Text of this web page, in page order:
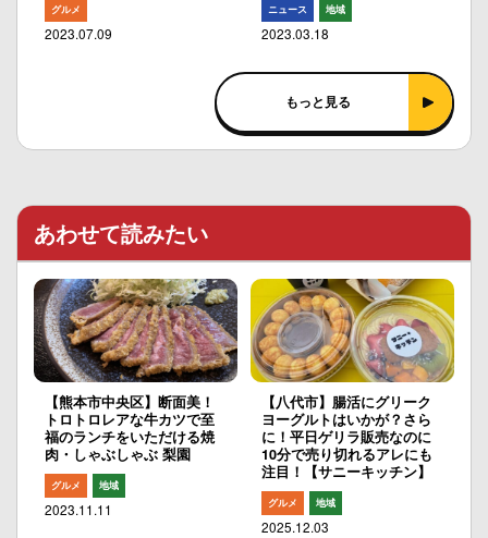
グルメ
2023.07.09
ニュース 地域
2023.03.18
もっと見る
あわせて読みたい
【熊本市中央区】断面美！
トロトロレアな牛カツで至
福のランチをいただける焼
肉・しゃぶしゃぶ 梨園
グルメ 地域
2023.11.11
【八代市】腸活にグリーク
ヨーグルトはいかが？さら
に！平日ゲリラ販売なのに
10分で売り切れるアレにも
注目！【サニーキッチン】
グルメ 地域
2025.12.03